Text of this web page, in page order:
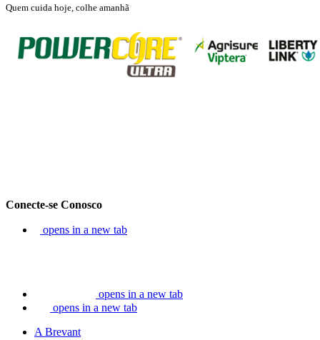
Quem cuida hoje, colhe amanhã
Conecte-se Conosco
opens in a new tab
opens in a new tab
opens in a new tab
A Brevant